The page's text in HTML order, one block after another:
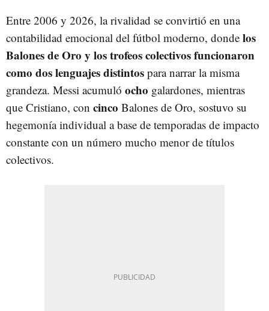
Entre 2006 y 2026, la rivalidad se convirtió en una
contabilidad emocional del fútbol moderno, donde los
Balones de Oro y los trofeos colectivos funcionaron
como dos lenguajes distintos para narrar la misma
grandeza. Messi acumuló ocho galardones, mientras
que Cristiano, con cinco Balones de Oro, sostuvo su
hegemonía individual a base de temporadas de impacto
constante con un número mucho menor de títulos
colectivos.